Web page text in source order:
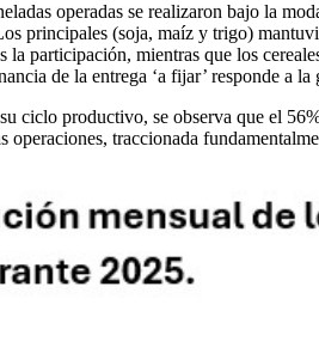
operadas se realizaron bajo la
principales (soja, maíz y trigo)
la participación, mientras que los
de la entrega ‘a fijar’ responde a la
ciclo productivo, se observa que el
traccionada